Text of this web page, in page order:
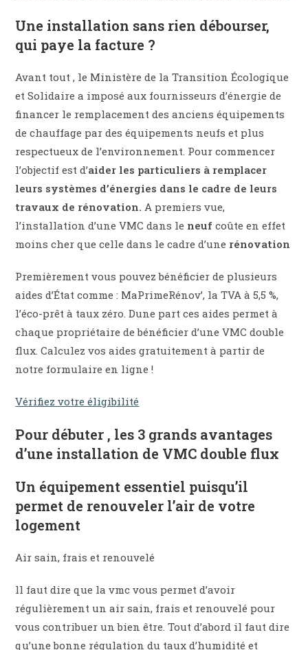
Une installation sans rien débourser,
qui paye la facture ?
Avant tout , le Ministère de la Transition Écologique
et Solidaire a imposé aux fournisseurs d’énergie de
financer le remplacement des anciens équipements
de chauffage par des équipements neufs et plus
respectueux de l’environnement. Pour commencer
l’objectif est d’aider les particuliers à remplacer
leurs systèmes d’énergies dans le cadre de leurs
travaux de rénovation. A premiers vue,
l’installation d’une VMC dans le neuf coûte en effet
moins cher que celle dans le cadre d’une rénovation
Premièrement vous pouvez bénéficier de plusieurs
aides d’État comme : MaPrimeRénov’, la TVA à 5,5 %,
l’éco-prêt à taux zéro. Dune part ces aides permet à
chaque propriétaire de bénéficier d’une VMC double
flux. Calculez vos aides gratuitement à partir de
notre formulaire en ligne !
Vérifiez votre éligibilité
Pour débuter , les 3 grands avantages
d’une installation de VMC double flux
Un équipement essentiel puisqu’il
permet de renouveler l’air de votre
logement
Air sain, frais et renouvelé
ll faut dire que la vmc vous permet d’avoir
régulièrement un air sain, frais et renouvelé pour
vous contribuer un bien être. Tout d’abord il faut dire
qu’une bonne régulation du taux d’humidité et